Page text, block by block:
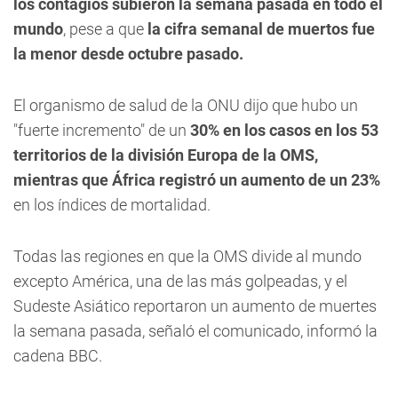
los contagios subieron la semana pasada en todo el
mundo, pese a que la cifra semanal de muertos fue
la menor desde octubre pasado.
El organismo de salud de la ONU dijo que hubo un
"fuerte incremento" de un 30% en los casos en los 53
territorios de la división Europa de la OMS,
mientras que África registró un aumento de un 23%
en los índices de mortalidad.
Todas las regiones en que la OMS divide al mundo
excepto América, una de las más golpeadas, y el
Sudeste Asiático reportaron un aumento de muertes
la semana pasada, señaló el comunicado, informó la
cadena BBC.